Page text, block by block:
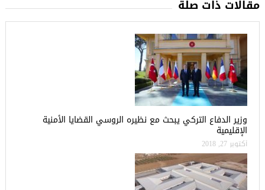
مقالات ذات صلة
وزير الدفاع التركي يبحث مع نظيره الروسي القضايا الأمنية
الإقليمية
أكتوبر 27, 2018